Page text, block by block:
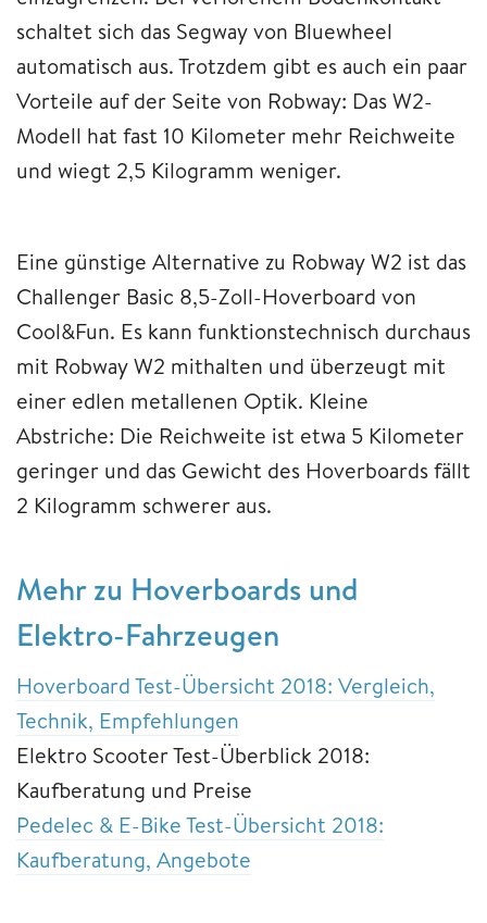
schaltet sich das Segway von Bluewheel
automatisch aus. Trotzdem gibt es auch ein paar
Vorteile auf der Seite von Robway: Das W2-
Modell hat fast 10 Kilometer mehr Reichweite
und wiegt 2,5 Kilogramm weniger.
Eine günstige Alternative zu Robway W2 ist das
Challenger Basic 8,5-Zoll-Hoverboard von
Cool&Fun. Es kann funktionstechnisch durchaus
mit Robway W2 mithalten und überzeugt mit
einer edlen metallenen Optik. Kleine
Abstriche: Die Reichweite ist etwa 5 Kilometer
geringer und das Gewicht des Hoverboards fällt
2 Kilogramm schwerer aus.
Mehr zu Hoverboards und
Elektro-Fahrzeugen
Hoverboard Test-Übersicht 2018: Vergleich,
Technik, Empfehlungen
Elektro Scooter Test-Überblick 2018:
Kaufberatung und Preise
Pedelec & E-Bike Test-Übersicht 2018:
Kaufberatung, Angebote